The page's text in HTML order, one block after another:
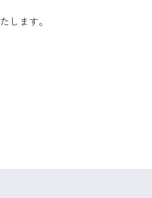
します。